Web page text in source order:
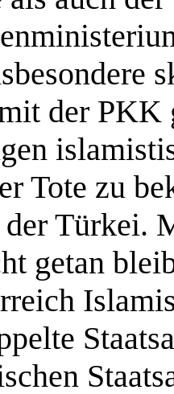
der PKK
Tote zu
Türkei.
getan